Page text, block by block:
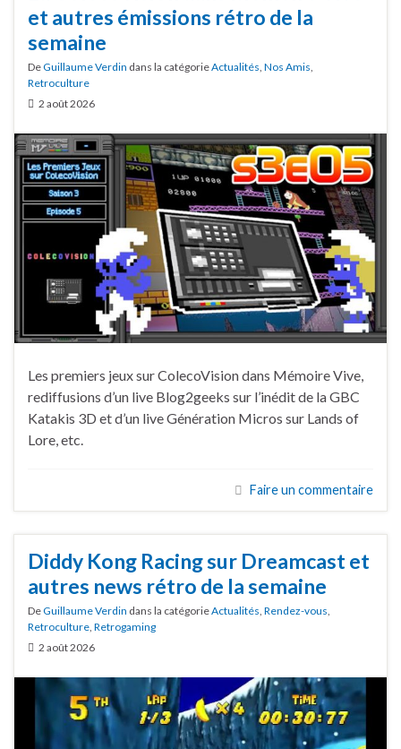
et autres émissions rétro de la
semaine
DeGuillaume Verdin dans la catégorieActualités Nos Amis
Retroculture
2 août 2026
Les premiers jeux sur ColecoVision dans Mémoire Vive,
rediffusions d’un live Blog2geeks sur l’inédit de la GBC
Katakis 3D et d’un live Génération Micros sur Lands of
Lore, etc.
Faire un commentaire
Diddy Kong Racing sur Dreamcast et
autres news rétro de la semaine
DeGuillaume Verdin dans la catégorieActualités Rendez-vous
Retroculture Retrogaming
2 août 2026